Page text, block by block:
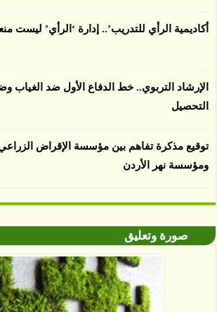
صديقة للبيئة 38 في المئة من زراعتها منذ عام 2007،
أكاديمية الرأي للتدريب’.. إدارة ‘الرأي’ ليست
الإرشاد التربوي.. خط الدفاع الأول ضد الغياب
التحصيل
توقيع مذكرة تفاهم بين مؤسسة الإقراض
ومؤسسة نهر الأردن
صورة وتعليق